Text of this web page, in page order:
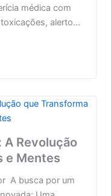
médica com
alerto...
A Revolução
e Mentes
A busca por um